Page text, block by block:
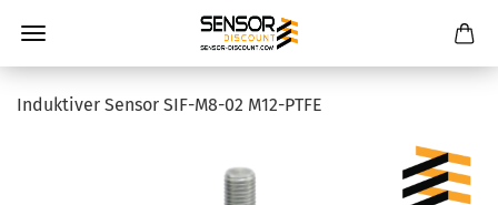
Induktiver Sensor SIF-M8-02 M12-PTFE